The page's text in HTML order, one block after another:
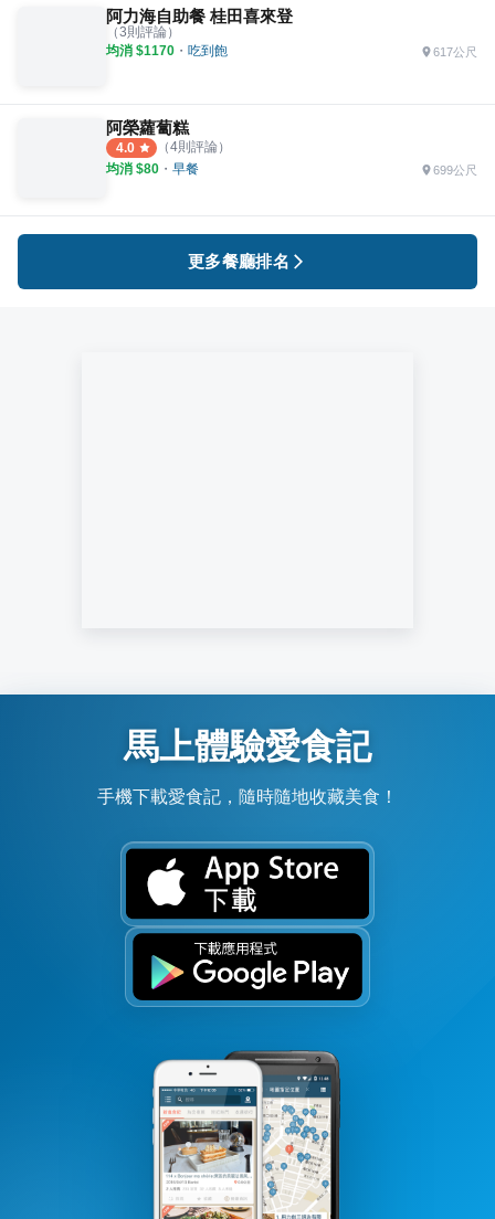
阿力海自助餐 桂田喜來登
（3則評論）
均消 $1170 ・ 吃到飽 617公尺
阿榮蘿蔔糕
4.0 （4則評論）
均消 $80 ・ 早餐 699公尺
更多餐廳排名
馬上體驗愛食記
手機下載愛食記，隨時隨地收藏美食！